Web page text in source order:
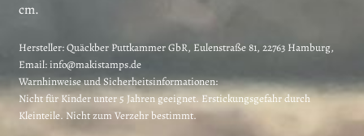
cm.
Hersteller:Quäckber Puttkammer GbR, Eulenstraße 81, 22763 Hamburg,
Email: info@makistamps.de
Warnhinweise und Sicherheitsinformationen:
Nicht für Kinder unter 5 Jahren geeignet. Erstickungsgefahr durch
Kleinteile. Nicht zum Verzehr bestimmt.